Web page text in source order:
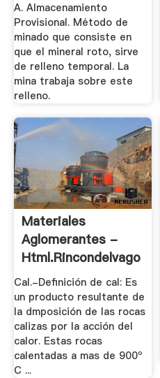
A. Almacenamiento
Provisional. Método de
minado que consiste en
que el mineral roto, sirve
de relleno temporal. La
mina trabaja sobre este
relleno.
Materiales
Aglomerantes -
Html.rincondelvago
Cal.-Definición de cal: Es
un producto resultante de
la dmposición de las rocas
calizas por la acción del
calor. Estas rocas
calentadas a mas de 900º
C ...